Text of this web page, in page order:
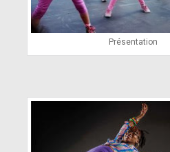
Présentation